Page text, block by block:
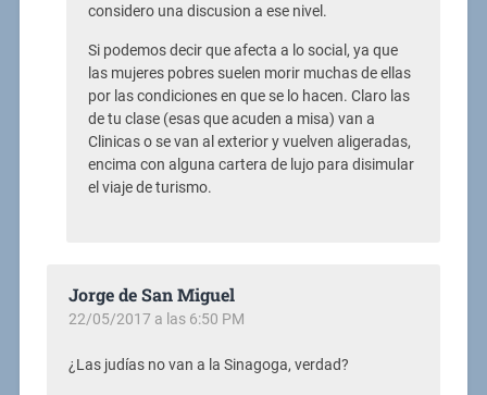
considero una discusion a ese nivel.
Si podemos decir que afecta a lo social, ya que
las mujeres pobres suelen morir muchas de ellas
por las condiciones en que se lo hacen. Claro las
de tu clase (esas que acuden a misa) van a
Clinicas o se van al exterior y vuelven aligeradas,
encima con alguna cartera de lujo para disimular
el viaje de turismo.
Jorge de San Miguel
22/05/2017 a las 6:50 PM
¿Las judías no van a la Sinagoga, verdad?